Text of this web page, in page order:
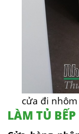
cửa đi
LÀM TỦ